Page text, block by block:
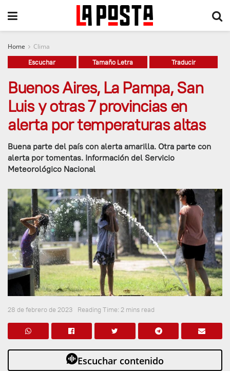
Home Clima
Escuchar Tamaño Letra Traducir
Buenos Aires, La Pampa, San
Luis y otras 7 provincias en
alerta por temperaturas altas
Buena parte del país con alerta amarilla. Otra parte con
alerta por tomentas. Información del Servicio
Meteorológico Nacional
28 de febrero de 2023 Reading Time: 2 mins read
Escuchar contenido